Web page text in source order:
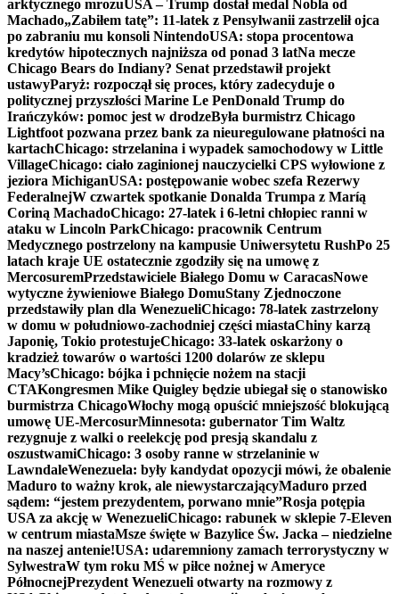
arktycznego mrozuUSA – Trump dostał medal Nobla od
Machado„Zabiłem tatę”: 11-latek z Pensylwanii zastrzelił ojca
po zabraniu mu konsoli NintendoUSA: stopa procentowa
kredytów hipotecznych najniższa od ponad 3 latNa mecze
Chicago Bears do Indiany? Senat przedstawił projekt
ustawyParyż: rozpoczął się proces, który zadecyduje o
politycznej przyszłości Marine Le PenDonald Trump do
Irańczyków: pomoc jest w drodzeByła burmistrz Chicago
Lightfoot pozwana przez bank za nieuregulowane płatności na
kartachChicago: strzelanina i wypadek samochodowy w Little
VillageChicago: ciało zaginionej nauczycielki CPS wyłowione z
jeziora MichiganUSA: postępowanie wobec szefa Rezerwy
FederalnejW czwartek spotkanie Donalda Trumpa z Maríą
Coriną MachadoChicago: 27-latek i 6-letni chłopiec ranni w
ataku w Lincoln ParkChicago: pracownik Centrum
Medycznego postrzelony na kampusie Uniwersytetu RushPo 25
latach kraje UE ostatecznie zgodziły się na umowę z
MercosuremPrzedstawiciele Białego Domu w CaracasNowe
wytyczne żywieniowe Białego DomuStany Zjednoczone
przedstawiły plan dla WenezueliChicago: 78-latek zastrzelony
w domu w południowo-zachodniej części miastaChiny karzą
Japonię, Tokio protestujeChicago: 33-latek oskarżony o
kradzież towarów o wartości 1200 dolarów ze sklepu
Macy’sChicago: bójka i pchnięcie nożem na stacji
CTAKongresmen Mike Quigley będzie ubiegał się o stanowisko
burmistrza ChicagoWłochy mogą opuścić mniejszość blokującą
umowę UE-MercosurMinnesota: gubernator Tim Waltz
rezygnuje z walki o reelekcję pod presją skandalu z
oszustwamiChicago: 3 osoby ranne w strzelaninie w
LawndaleWenezuela: były kandydat opozycji mówi, że obalenie
Maduro to ważny krok, ale niewystarczającyMaduro przed
sądem: “jestem prezydentem, porwano mnie”Rosja potępia
USA za akcję w WenezueliChicago: rabunek w sklepie 7-Eleven
w centrum miastaMsze święte w Bazylice Św. Jacka – niedzielne
na naszej antenie!USA: udaremniony zamach terrorystyczny w
SylwestraW tym roku MŚ w piłce nożnej w Ameryce
PółnocnejPrezydent Wenezueli otwarty na rozmowy z